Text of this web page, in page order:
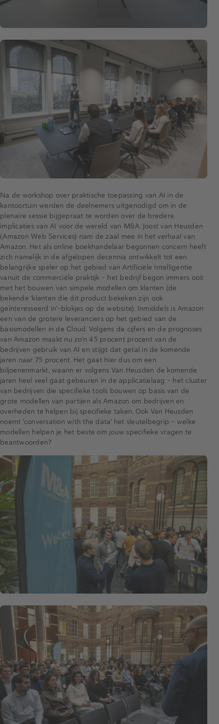
Na de workshop over praktische toepassing van AI in de
kantoortuin werden de deelnemers uitgenodigd om in de
plenaire sessie bijgepraat te worden over de bredere
implicaties van AI voor de wereld van M&A. Joost van Heusden
(Amazon Web Services) nam de zaal mee in het verhaal van
Amazon. Het als online boekhandelaar begonnen concern heeft
zich namelijk in de afgelopen decennia ontwikkelt tot een
belangrijke speler op het gebied van Artificiële Intelligentie
vanuit de commerciële praktijk - het bedrijf begon immers ooit
met het bouwen van simpele modellen om klanten (de
bekende 'klanten die dit product bekeken zijn ook
geïnteresseerd in'-blokjes op de website). Inmiddels is Amazon
een van de grotere leveranciers op het gebied van de
basismodellen in de Cloud. Volgens de cijfers en de prognoses
van Amazon maakt nu zo’n 45 procent procent van de
bedrijven gebruik van AI en stijgt dat getal in de komende
jaren naar 75 procent. Het gaat hier dus om een
biljoenenmarkt, waarin er volgens Van Heusden de komende
jaren heel veel gaat gebeuren in de applicatielaag - het cluster
van bedrijven die specifieke tools bouwen op basis van de
grote modellen van partijen als Amazon om bedrijven en
overheden te helpen bij specifieke taken. Ook Van Heusden
noemt 'conversation with the data' het sleutelbegrip - welke
modellen helpen je het beste om jouw specifieke vragen te
beantwoorden?